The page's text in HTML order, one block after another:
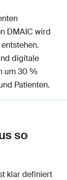
DMAIC wird
digitale
um 30 %
Patienten.
so
klar definiert